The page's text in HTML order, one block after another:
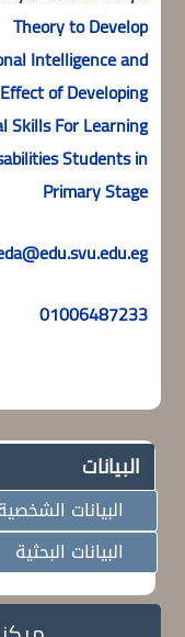
Theory to Develop
Intelligence and
of Developing
Skills For Learning
Students in
Primary Stage
01006487233
البيانات
البيانات
البيانات البحثية